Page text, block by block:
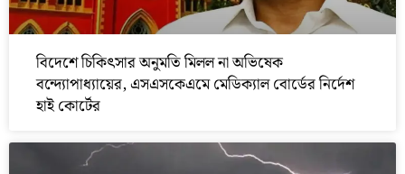
বিদেশে চিকিৎসার অনুমতি মিলল না অভিষেক
বন্দ্যোপাধ্যায়ের, এসএসকেএমে মেডিক্যাল বোর্ডের নির্দেশ
হাই কোর্টের